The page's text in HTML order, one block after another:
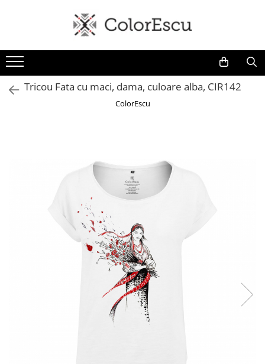
Toate produsele
Tricouri
Tricouri bărbați
Tricouri damă
Bluze si hanorace bărbați
Bluze si hanorace damă
Bluze de trening | Bluze tehnice
Tricou Fata cu maci, dama, culoare alba, CIR142
ColorEscu